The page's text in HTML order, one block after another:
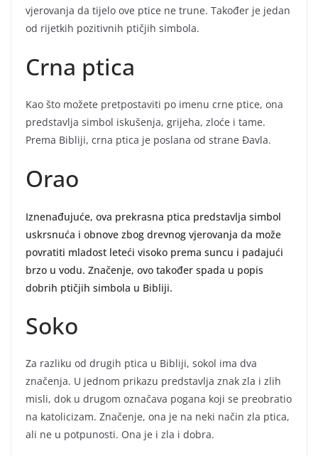
vjerovanja da tijelo ove ptice ne trune. Također je jedan
od rijetkih pozitivnih ptičjih simbola.
Crna ptica
Kao što možete pretpostaviti po imenu crne ptice, ona
predstavlja simbol iskušenja, grijeha, zloće i tame.
Prema Bibliji, crna ptica je poslana od strane Đavla.
Orao
Iznenađujuće, ova prekrasna ptica predstavlja simbol
uskrsnuća i obnove zbog drevnog vjerovanja da može
povratiti mladost leteći visoko prema suncu i padajući
brzo u vodu. Značenje, ovo također spada u popis
dobrih ptičjih simbola u Bibliji.
Soko
Za razliku od drugih ptica u Bibliji, sokol ima dva
značenja. U jednom prikazu predstavlja znak zla i zlih
misli, dok u drugom označava pogana koji se preobratio
na katolicizam. Značenje, ona je na neki način zla ptica,
ali ne u potpunosti. Ona je i zla i dobra.